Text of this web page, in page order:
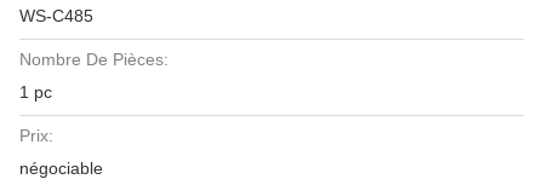
WS-C485
Nombre De Pièces:
1 pc
Prix:
négociable